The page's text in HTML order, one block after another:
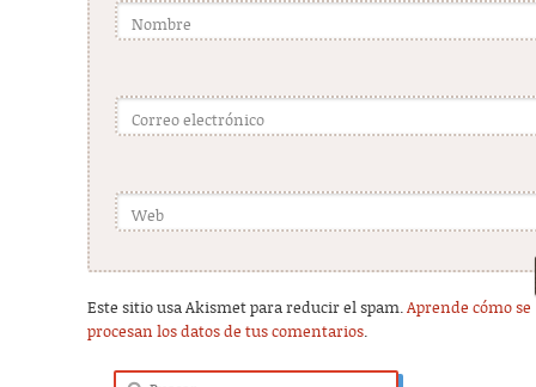
Nombre
Correo electrónico
Web
Este sitio usa Akismet para reducir el spam.Aprende cómo se
procesan los datos de tus comentarios.
Buscar